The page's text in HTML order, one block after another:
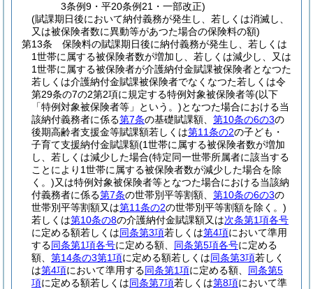
3条例9・平20条例21・一部改正)
(賦課期日後において納付義務が発生し、若しくは消滅し、
又は被保険者数に異動等があつた場合の保険料の額)
第13条
保険料の賦課期日後に納付義務が発生し、若しくは
1世帯に属する被保険者数が増加し、若しくは減少し、又は
1世帯に属する被保険者が介護納付金賦課被保険者となつた
若しくは介護納付金賦課被保険者でなくなつた若しくは令
第29条の7の2第2項に規定する特例対象被保険者等(以下
「特例対象被保険者等」という。)となつた場合における当
該納付義務者に係る第7条の基礎賦課額、 第10条の6の3の
後期高齢者支援金等賦課額若しくは第11条の2の子ども・
子育て支援納付金賦課額(1世帯に属する被保険者数が増加
し、若しくは減少した場合(特定同一世帯所属者に該当する
ことにより1世帯に属する被保険者数が減少した場合を除
く。)又は特例対象被保険者等となつた場合における当該納
付義務者に係る第7条の世帯別平等割額、 第10条の6の3の
世帯別平等割額又は第11条の2の世帯別平等割額を除く。)
若しくは第10条の8の介護納付金賦課額又は次条第1項各号
に定める額若しくは同条第3項若しくは第4項において準用
する同条第1項各号に定める額、 同条第5項各号に定める
額、 第14条の3第1項に定める額若しくは同条第3項若しく
は第4項において準用する同条第1項に定める額、 同条第5
項に定める額若しくは同条第7項若しくは第8項において準